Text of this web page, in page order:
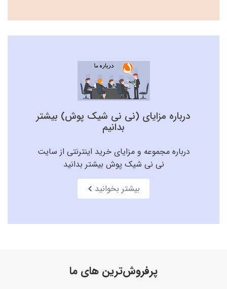
درباره مزایای (نی نی شیک پوش) بیشتر
بدانیم
درباره مجموعه و مزایای خرید اینترنتی از سایت
نی نی شیک پوش بیشتر بدانید
بیشتر بخوانید
پرفروش‌ترین های ما